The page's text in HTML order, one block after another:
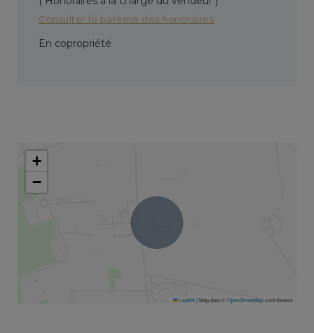
Consulter le barème des honoraires
En copropriété
+
−
Leaflet| Map data ©OpenStreetMapcontributors